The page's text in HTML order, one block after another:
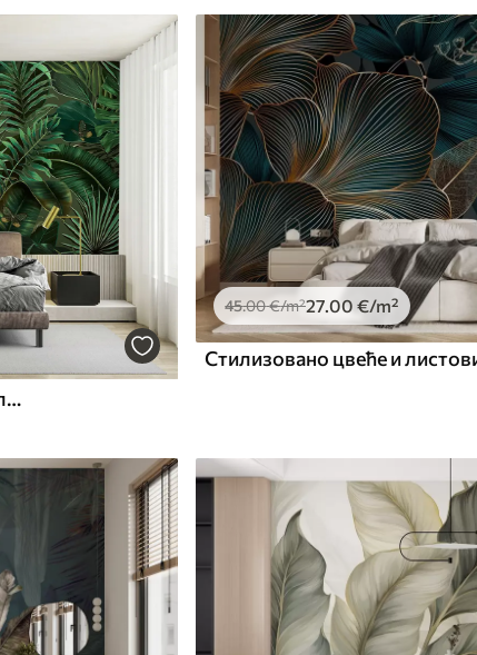
обрадом лакова могу се очистити водом.
апликација
Premium
.6734 .00€/m²
Peel and Stick
81 .67 49.00€/m²
Тропски узорак са тропском зеленом дланом, одлази банане
45.00€/m²27 .00 €/m²